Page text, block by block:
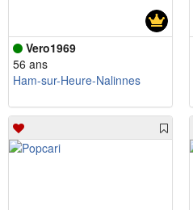
Vero1969
56 ans
Ham-sur-Heure-Nalinnes